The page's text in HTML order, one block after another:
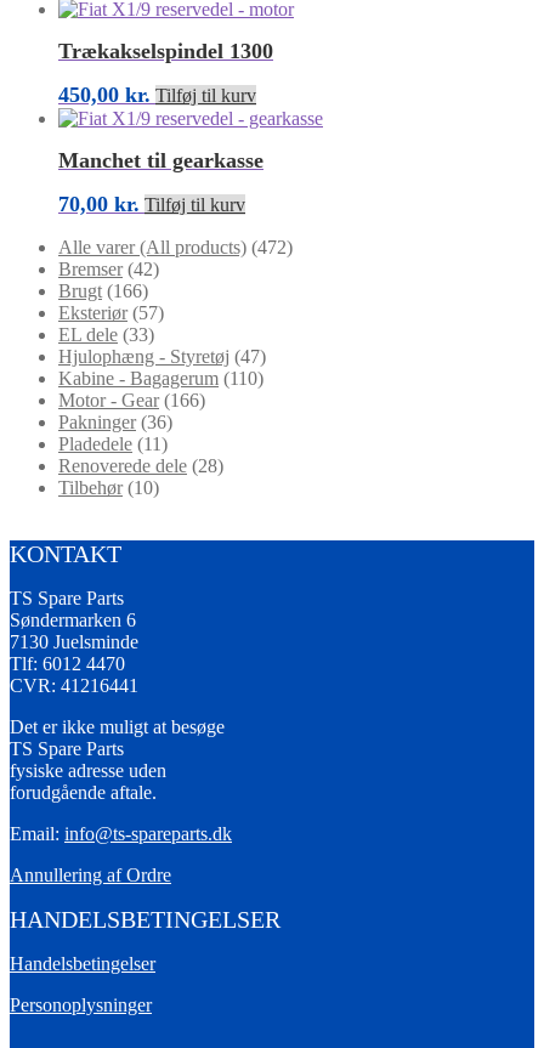
Trækakselspindel 1300
450,00 kr. Tilføj til kurv
Manchet til gearkasse
70,00 kr. Tilføj til kurv
Alle varer (All products) (472)
Bremser (42)
Brugt (166)
Eksteriør (57)
EL dele (33)
Hjulophæng - Styretøj (47)
Kabine - Bagagerum (110)
Motor - Gear (166)
Pakninger (36)
Pladedele (11)
Renoverede dele (28)
Tilbehør (10)
KONTAKT
TS Spare Parts
Søndermarken 6
7130 Juelsminde
Tlf: 6012 4470
CVR: 41216441
Det er ikke muligt at besøge
TS Spare Parts
fysiske adresse uden
forudgående aftale.
Email: info@ts-spareparts.dk
Annullering af Ordre
HANDELSBETINGELSER
Handelsbetingelser
Personoplysninger